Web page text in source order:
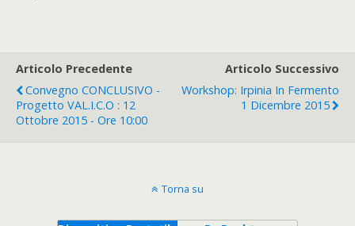
Articolo Precedente
Convegno CONCLUSIVO -
Progetto VAL.I.C.O : 12
Ottobre 2015 - Ore 10:00
Articolo Successivo
Workshop: Irpinia In Fermento
1 Dicembre 2015
Torna su